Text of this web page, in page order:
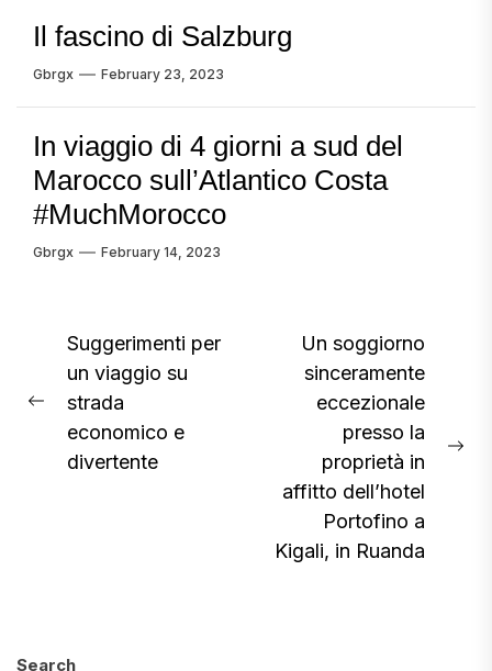
Il fascino di Salzburg
Gbrgx February 23, 2023
In viaggio di 4 giorni a sud del
Marocco sull’Atlantico Costa
#MuchMorocco
Gbrgx February 14, 2023
Post
navigation
Previous
post:
Suggerimenti per
un viaggio su
strada
economico e
divertente
Un soggiorno
sinceramente
eccezionale
presso la
proprietà in
affitto dell’hotel
Portofino a
Kigali, in Ruanda
Search